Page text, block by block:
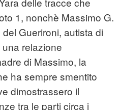
1, nonchè Massimo G.
Guerironi, autista di
relazione
di Massimo, la
ha sempre smentito
dimostrassero il
tra le parti circa i